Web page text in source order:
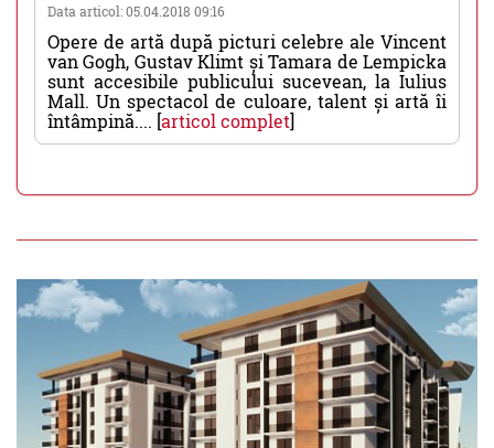
Data articol: 05.04.2018 09:16
Opere de artă după picturi celebre ale Vincent
van Gogh, Gustav Klimt și Tamara de Lempicka
sunt accesibile publicului sucevean, la Iulius
Mall. Un spectacol de culoare, talent și artă îi
întâmpină.... [articol complet]